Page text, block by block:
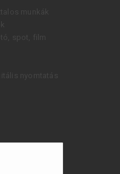
munkák
spot, film
nyomtatás